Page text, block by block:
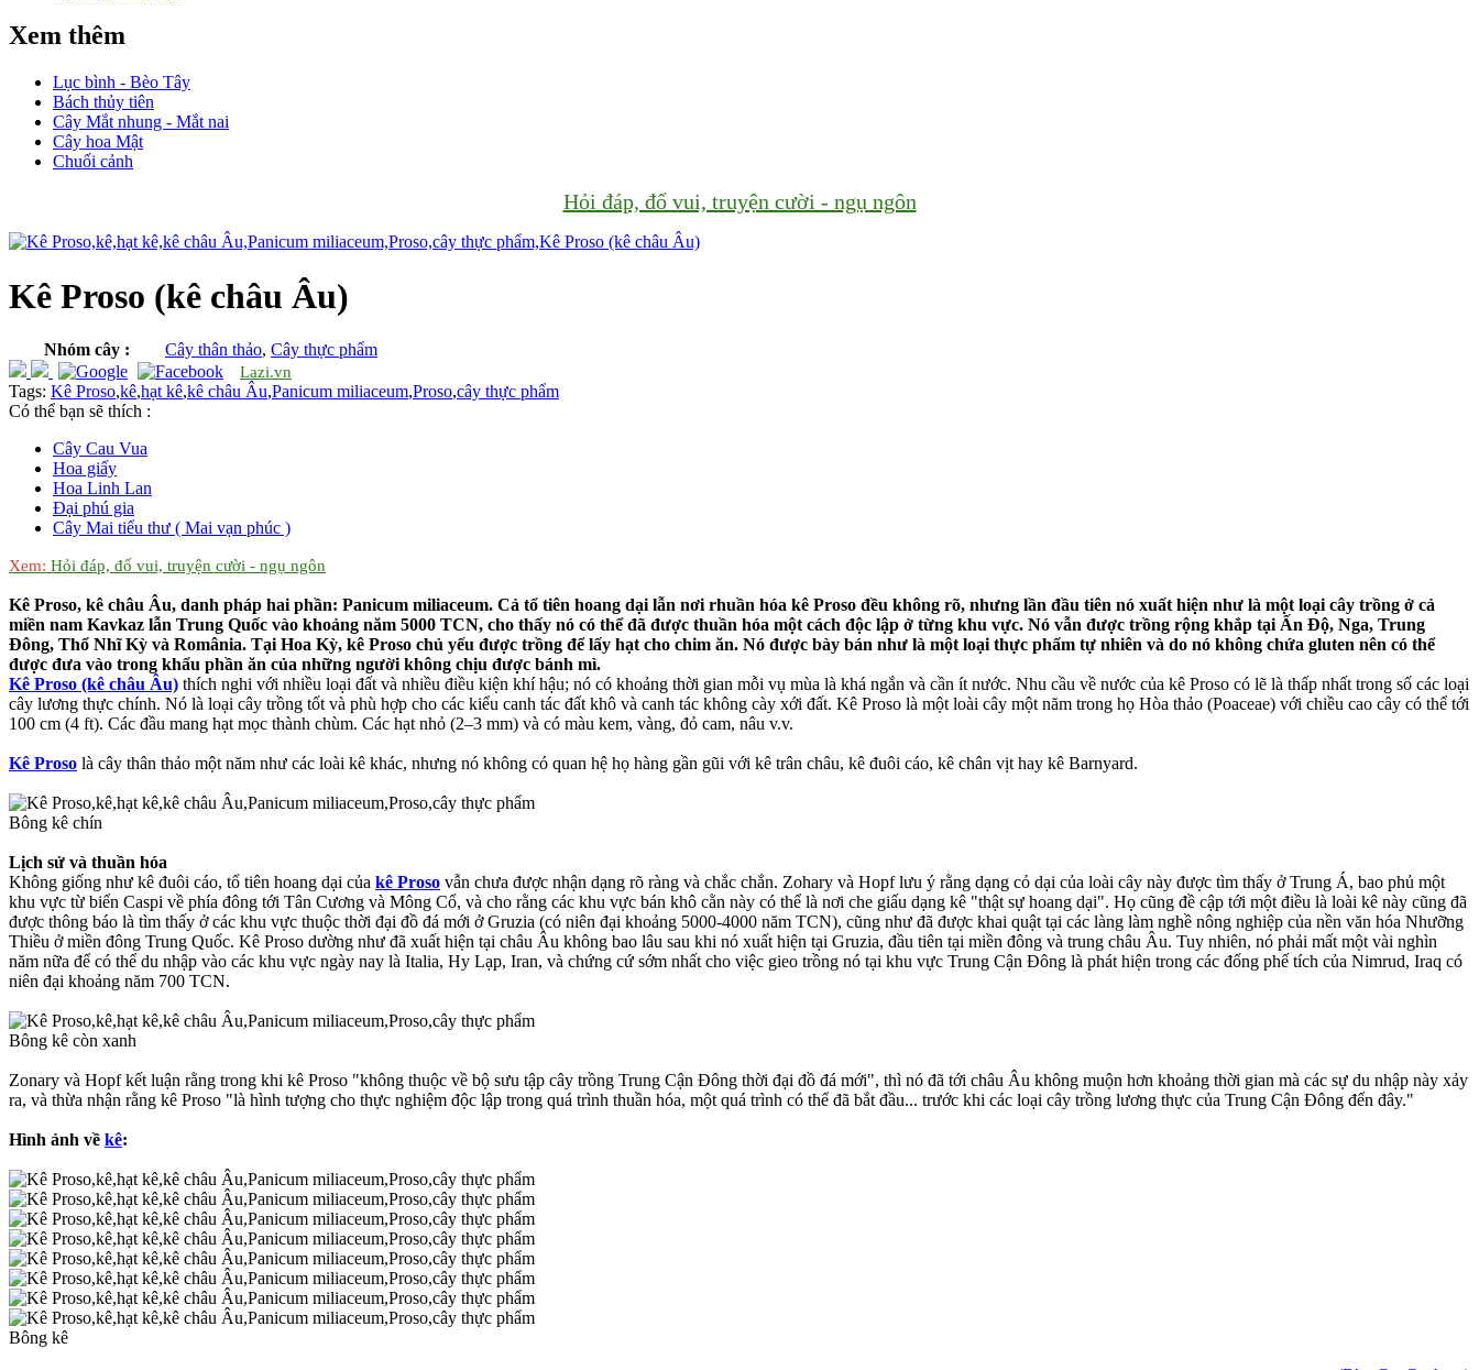
Xem thêm
Lục bình - Bèo Tây
Bách thủy tiên
Cây Mắt nhung - Mắt nai
Cây hoa Mật
Chuối cảnh
Hỏi đáp, đố vui, truyện cười - ngụ ngôn
Kê Proso (kê châu Âu)
Nhóm cây : Cây thân thảo, Cây thực phẩm
Lazi.vn
Tags: Kê Proso,kê,hạt kê,kê châu Âu,Panicum miliaceum,Proso,cây thực phẩm
Có thể bạn sẽ thích :
Cây Cau Vua
Hoa giấy
Hoa Linh Lan
Đại phú gia
Cây Mai tiểu thư ( Mai vạn phúc )
Xem: Hỏi đáp, đố vui, truyện cười - ngụ ngôn
Kê Proso, kê châu Âu, danh pháp hai phần: Panicum miliaceum. Cả tổ tiên hoang dại lẫn nơi rhuần hóa kê Proso đều không rõ, nhưng lần đầu tiên nó xuất hiện như là một loại cây trồng ở cả
miền nam Kavkaz lẫn Trung Quốc vào khoảng năm 5000 TCN, cho thấy nó có thể đã được thuần hóa một cách độc lập ở từng khu vực. Nó vẫn được trồng rộng khắp tại Ấn Độ, Nga, Trung
Đông, Thổ Nhĩ Kỳ và România. Tại Hoa Kỳ, kê Proso chủ yếu được trồng để lấy hạt cho chim ăn. Nó được bày bán như là một loại thực phẩm tự nhiên và do nó không chứa gluten nên có thể
được đưa vào trong khẩu phần ăn của những người không chịu được bánh mì.
Kê Proso (kê châu Âu) thích nghi với nhiều loại đất và nhiều điều kiện khí hậu; nó có khoảng thời gian mỗi vụ mùa là khá ngắn và cần ít nước. Nhu cầu về nước của kê Proso có lẽ là thấp nhất trong số các loại
cây lương thực chính. Nó là loại cây trồng tốt và phù hợp cho các kiểu canh tác đất khô và canh tác không cày xới đất. Kê Proso là một loài cây một năm trong họ Hòa thảo (Poaceae) với chiều cao cây có thể tới
100 cm (4 ft). Các đầu mang hạt mọc thành chùm. Các hạt nhỏ (2–3 mm) và có màu kem, vàng, đỏ cam, nâu v.v.
Kê Proso là cây thân thảo một năm như các loài kê khác, nhưng nó không có quan hệ họ hàng gần gũi với kê trân châu, kê đuôi cáo, kê chân vịt hay kê Barnyard.
Bông kê chín
Lịch sử và thuần hóa
Không giống như kê đuôi cáo, tổ tiên hoang dại của kê Proso vẫn chưa được nhận dạng rõ ràng và chắc chắn. Zohary và Hopf lưu ý rằng dạng cỏ dại của loài cây này được tìm thấy ở Trung Á, bao phủ một
khu vực từ biển Caspi về phía đông tới Tân Cương và Mông Cổ, và cho rằng các khu vực bán khô cằn này có thể là nơi che giấu dạng kê "thật sự hoang dại". Họ cũng đề cập tới một điều là loài kê này cũng đã
được thông báo là tìm thấy ở các khu vực thuộc thời đại đồ đá mới ở Gruzia (có niên đại khoảng 5000-4000 năm TCN), cũng như đã được khai quật tại các làng làm nghề nông nghiệp của nền văn hóa Nhưỡng
Thiều ở miền đông Trung Quốc. Kê Proso dường như đã xuất hiện tại châu Âu không bao lâu sau khi nó xuất hiện tại Gruzia, đầu tiên tại miền đông và trung châu Âu. Tuy nhiên, nó phải mất một vài nghìn
năm nữa để có thể du nhập vào các khu vực ngày nay là Italia, Hy Lạp, Iran, và chứng cứ sớm nhất cho việc gieo trồng nó tại khu vực Trung Cận Đông là phát hiện trong các đống phế tích của Nimrud, Iraq có
niên đại khoảng năm 700 TCN.
Bông kê còn xanh
Zonary và Hopf kết luận rằng trong khi kê Proso "không thuộc về bộ sưu tập cây trồng Trung Cận Đông thời đại đồ đá mới", thì nó đã tới châu Âu không muộn hơn khoảng thời gian mà các sự du nhập này xảy
ra, và thừa nhận rằng kê Proso "là hình tượng cho thực nghiệm độc lập trong quá trình thuần hóa, một quá trình có thể đã bắt đầu... trước khi các loại cây trồng lương thực của Trung Cận Đông đến đây."
Hình ảnh về kê:
Bông kê